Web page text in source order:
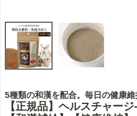
5種類の和漢を配合。毎日の健康維
【正規品】ヘルスチャー